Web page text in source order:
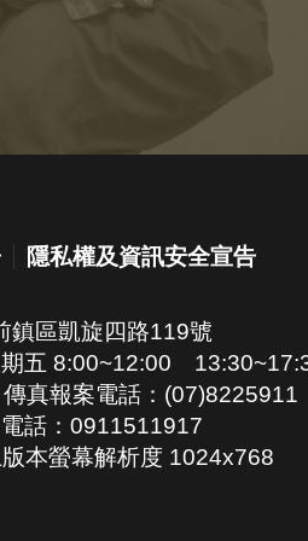
隱私權及資訊安全宣告
鎮區凱旋四路119號
期五 8:00~12:00
真報案電話：(07)8225911
話：0911511917
本螢幕解析度 1024x768